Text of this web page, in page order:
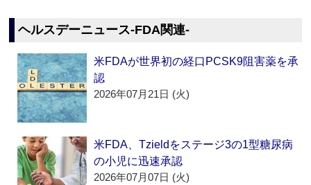
ヘルスデーニュース‐FDA関連‐
米FDAが世界初の経口PCSK9阻害薬を承
認
2026年07月21日 (火)
米FDA、Tzieldをステージ3の1型糖尿病
の小児に迅速承認
2026年07月07日 (火)